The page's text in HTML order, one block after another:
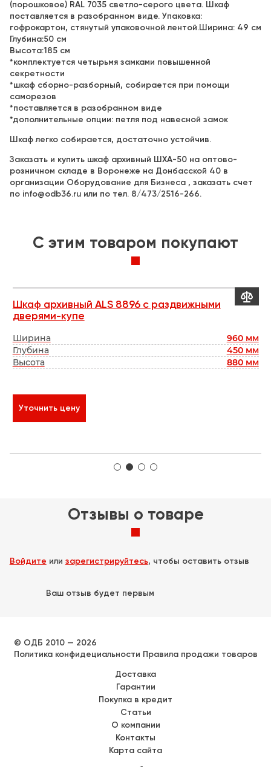
(порошковое) RAL 7035 светло-серого цвета. Шкаф
поставляется в разобранном виде. Упаковка:
гофрокартон, стянутый упаковочной лентой.Ширина: 49 см
Глубина:50 см
Высота:185 см
*комплектуется четырьмя замками повышенной
секретности
*шкаф сборно-разборный, собирается при помощи
саморезов
*поставляется в разобранном виде
*дополнительные опции: петля под навесной замок
Шкаф легко собирается, достаточно устойчив.
Заказать и купить шкаф архивный ШХА-50 на оптово-
розничном складе в Воронеже на Донбасской 40 в
организации Оборудование для Бизнеса , заказать счет
по info@odb36.ru или по тел. 8/473/2516-266.
C этим товаром покупают
Шкаф архивный ALS 8896 с раздвижными
дверями-купе
Ширина
960 мм
Глубина
450 мм
Высота
880 мм
Уточнить цену

Отзывы о товаре
Войдите или зарегистрируйтесь, чтобы оставить отзыв
Ваш отзыв будет первым
© ОДБ 2010 — 2026
Политика конфидециальности Правила продажи товаров
Доставка
Гарантии
Покупка в кредит
Статьи
О компании
Контакты
Карта сайта